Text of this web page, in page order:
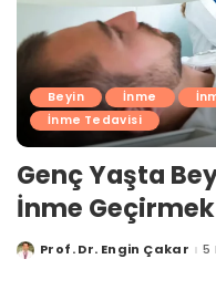
Beyin İnme
İnme Tedavisi
Genç Yaşta
İnme Geçirmek
PostedProf. Dr. Engin Çakar 5